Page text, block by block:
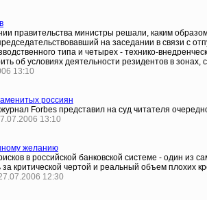
правительства министры решали, каким
на заседании в связи с
типа и четырех - технико-
об условиях деятельности резидентов в
13:10
россиян
Forbes представил на суд читателя
13:10
желанию
в российской банковской системе - один из
за критической чертой и реальный объем плохих
12:30